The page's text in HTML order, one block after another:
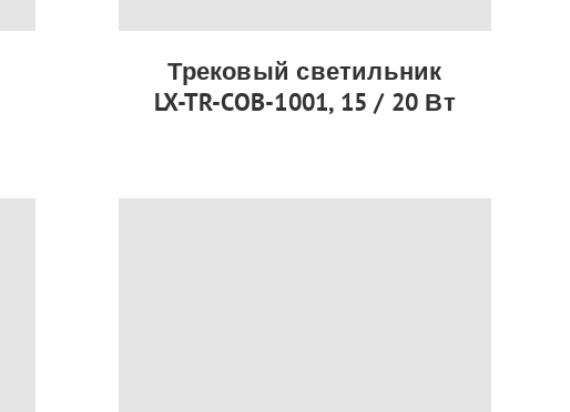
Трековый светильник
LX-TR-COB-1001, 15 / 20 Вт